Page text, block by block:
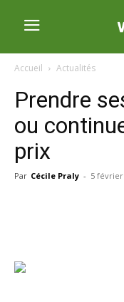
Accueil Actualités
Prendre
ou
prix
Par Cécile Praly - 5 février